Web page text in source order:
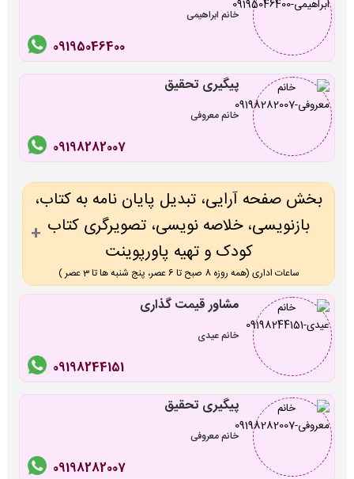
خانم ابراهیمی
09195046400
پیگیری تحقیق
خانم معروفی
09198282007
بخش صفحه آرایی، تبدیل پایان نامه به کتاب،
بازنویسی، خلاصه نویسی، تصویرگری کتاب
کودک و تهیه پاورپوینت
ساعات اداری (همه روزه 8 صبح تا 6 عصر، پنج شنبه ها تا 3 عصر )
مشاور قیمت گذاری
خانم عیدی
09198244151
پیگیری تحقیق
خانم معروفی
09198282007